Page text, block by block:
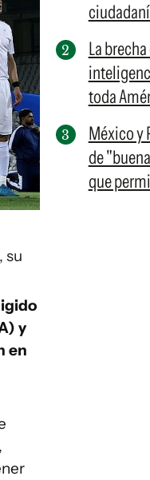
su
y
en
La
toda
México y
de
que